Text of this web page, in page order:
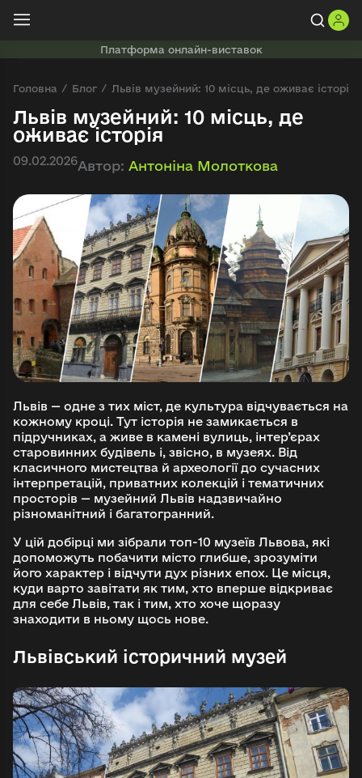
Платформа онлайн-виставок
Головна Блог Львів музейний: 10 місць, де оживає історія
Львів музейний: 10 місць, де
оживає історія
09.02.2026Автор: Антоніна Молоткова
Львів — одне з тих міст, де культура відчувається на
кожному кроці. Тут історія не замикається в
підручниках, а живе в камені вулиць, інтер’єрах
старовинних будівель і, звісно, в музеях. Від
класичного мистецтва й археології до сучасних
інтерпретацій, приватних колекцій і тематичних
просторів — музейний Львів надзвичайно
різноманітний і багатогранний.
У цій добірці ми зібрали топ-10 музеїв Львова, які
допоможуть побачити місто глибше, зрозуміти
його характер і відчути дух різних епох. Це місця,
куди варто завітати як тим, хто вперше відкриває
для себе Львів, так і тим, хто хоче щоразу
знаходити в ньому щось нове.
Львівський історичний музей